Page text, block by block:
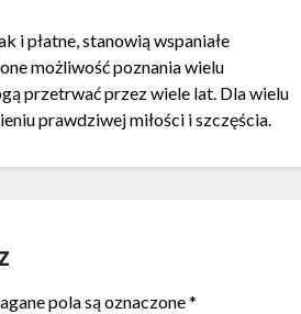
i płatne, stanowią wspaniałe
możliwość poznania wielu
przetrwać przez wiele lat. Dla wielu
prawdziwej miłości i szczęścia.
pola są oznaczone*